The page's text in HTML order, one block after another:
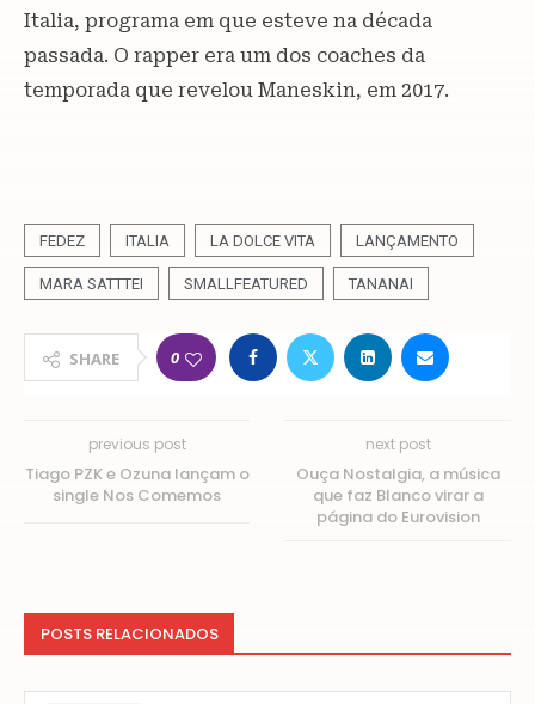
Italia, programa em que esteve na década
passada. O rapper era um dos coaches da
temporada que revelou Maneskin, em 2017.
FEDEZ ITALIA LA DOLCE VITA LANÇAMENTO
MARA SATTTEI SMALLFEATURED TANANAI
SHARE 0
previous post
Tiago PZK e Ozuna lançam o
single Nos Comemos
next post
Ouça Nostalgia, a música
que faz Blanco virar a
página do Eurovision
POSTS RELACIONADOS